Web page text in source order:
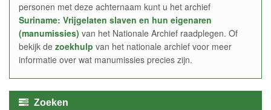
personen met deze achternaam kunt u het archief
Suriname: Vrijgelaten slaven en hun eigenaren
(manumissies) van het Nationale Archief raadplegen. Of
bekijk de zoekhulp van het nationale archief voor meer
informatie over wat manumissies precies zijn.
Zoeken